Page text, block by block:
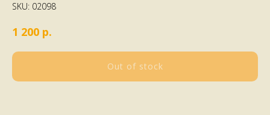
SKU: 02098
1 200 р.
Out of stock